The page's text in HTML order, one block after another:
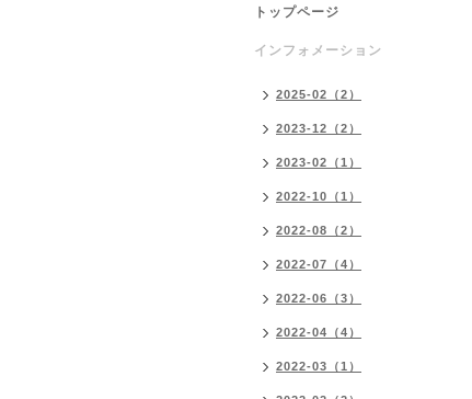
トップページ
インフォメーション
2025-02（2）
2023-12（2）
2023-02（1）
2022-10（1）
2022-08（2）
2022-07（4）
2022-06（3）
2022-04（4）
2022-03（1）